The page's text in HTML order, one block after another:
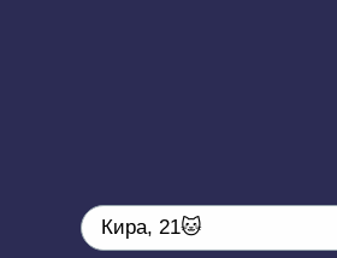
Кира, 21🐱